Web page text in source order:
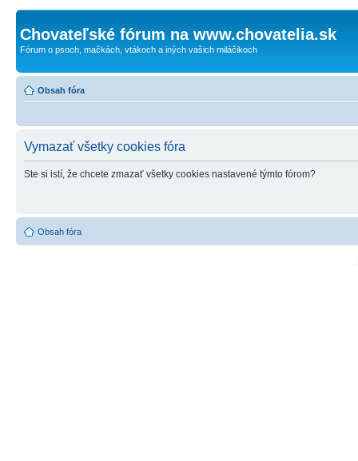
Chovateľské fórum na www.chovatelia.sk
Fórum o psoch, mačkách, vtákoch a iných vašich miláčikoch
Obsah fóra
Vymazať všetky cookies fóra
Ste si istí, že chcete zmazať všetky cookies nastavené týmto fórom?
Obsah fóra